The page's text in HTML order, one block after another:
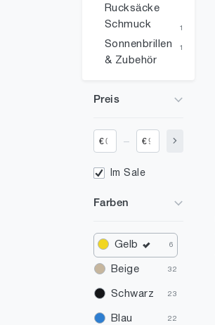
Rucksäcke
Schmuck 1
Sonnenbrillen
& Zubehör
1
Preis
€ €
Im Sale
Farben
Gelb 6
Beige 32
Schwarz 23
Blau 22